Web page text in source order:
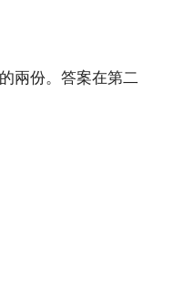
兩份。答案在第二